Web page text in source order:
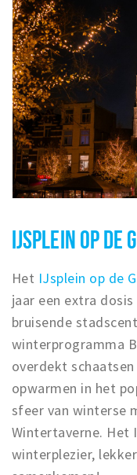
VRIJE TIJD
Sport
Nieuws
Agenda
Musea, theaters &
Uitjes & activiteiten
Studentenroutes
Party pics
Drinken
Recreatief
Winkels
Winkelgebieden
Deals
Parkeren
IJSPLEIN OP DE
Het IJsplein op de
jaar een extra
bruisende
winterprogramma
overdekt
opwarmen in het
sfeer van winterse
Wintertaverne. Het
winterplezier,